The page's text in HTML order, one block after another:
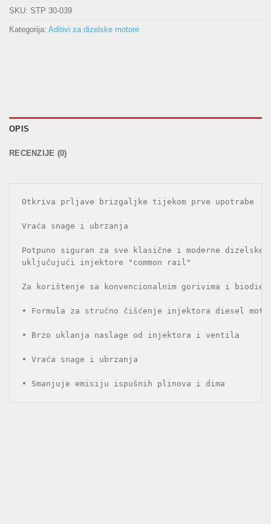
SKU: STP 30-039
Kategorija: Aditivi za dizelske motore
OPIS
RECENZIJE (0)
Otkriva prljave brizgaljke tijekom prve upotrabe
Vraća snage i ubrzanja
Potpuno siguran za sve klasične i moderne dizelske
uključujući injektore "common rail"
Za korištenje sa konvencionalnim gorivima i
• Formula za stručno čišćenje injektora diesel
• Brzo uklanja naslage od injektora i ventila
• Vraća snage i ubrzanja
• Smanjuje emisiju ispušnih plinova i dima